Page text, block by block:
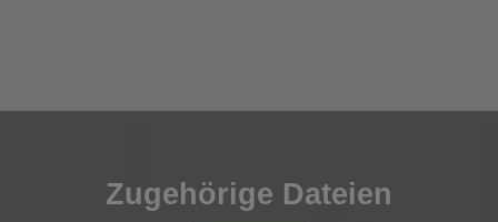
Zugehörige Dateien